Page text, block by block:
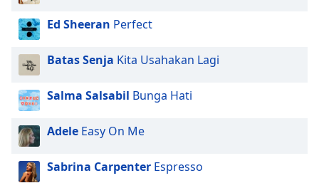
Ed Sheeran Perfect
Batas Senja Kita Usahakan Lagi
Salma Salsabil Bunga Hati
Adele Easy On Me
Sabrina Carpenter Espresso